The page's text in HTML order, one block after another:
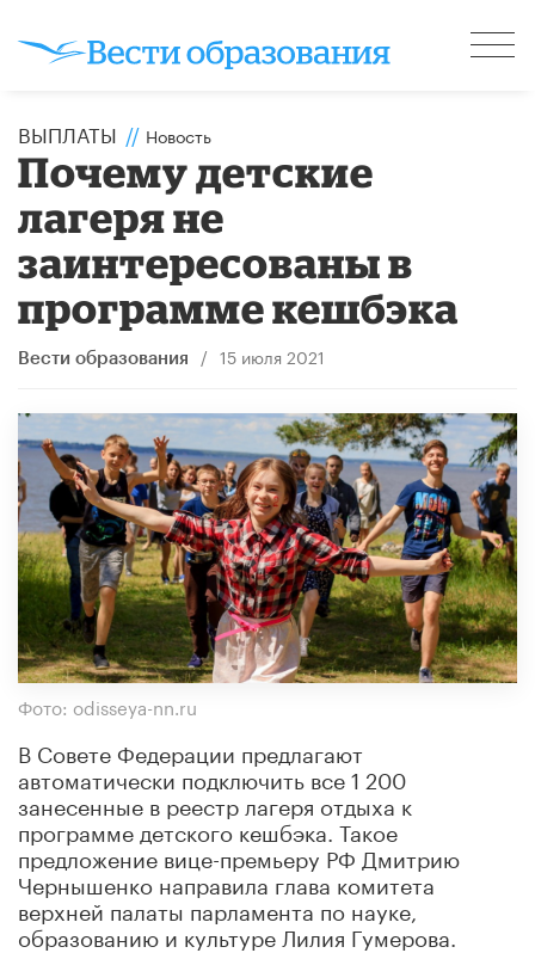
ВЫПЛАТЫ // Новость
Почему детские
лагеря не
заинтересованы в
программе кешбэка
Вести образования / 15 июля 2021
Фото: odisseya-nn.ru
В Совете Федерации предлагают
автоматически подключить все 1 200
занесенные в реестр лагеря отдыха к
программе детского кешбэка. Такое
предложение вице-премьеру РФ Дмитрию
Чернышенко направила глава комитета
верхней палаты парламента по науке,
образованию и культуре Лилия Гумерова.